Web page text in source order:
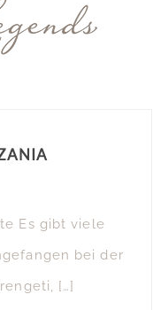
Es gibt viele
bei der
[…]